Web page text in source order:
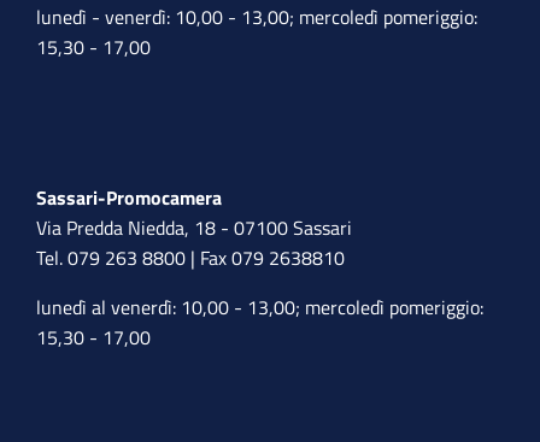
lunedì - venerdì: 10,00 - 13,00; mercoledì pomeriggio:
15,30 - 17,00
Sassari-Promocamera
Via Predda Niedda, 18 - 07100 Sassari
Tel. 079 263 8800 | Fax 079 2638810
lunedì al venerdì: 10,00 - 13,00; mercoledì pomeriggio:
15,30 - 17,00